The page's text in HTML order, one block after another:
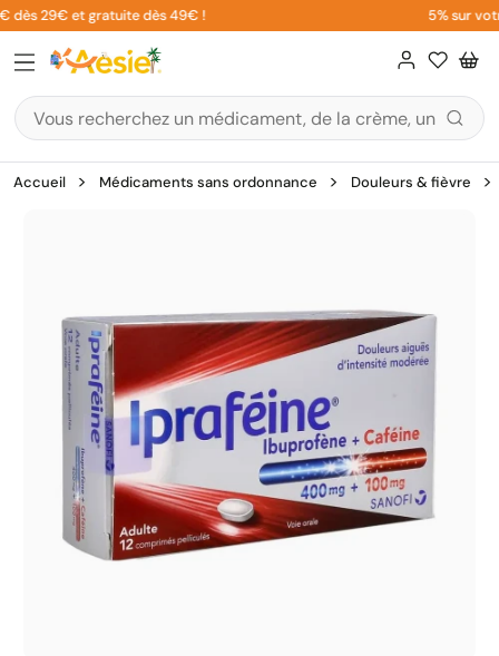
Aller
au
contenu
29€ et gratuite dès 49€ ! 5% sur
Accueil Médicaments sans ordonnance Douleurs & fièvre